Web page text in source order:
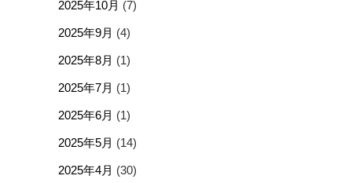
2025年10月 (7)
2025年9月 (4)
2025年8月 (1)
2025年7月 (1)
2025年6月 (1)
2025年5月 (14)
2025年4月 (30)